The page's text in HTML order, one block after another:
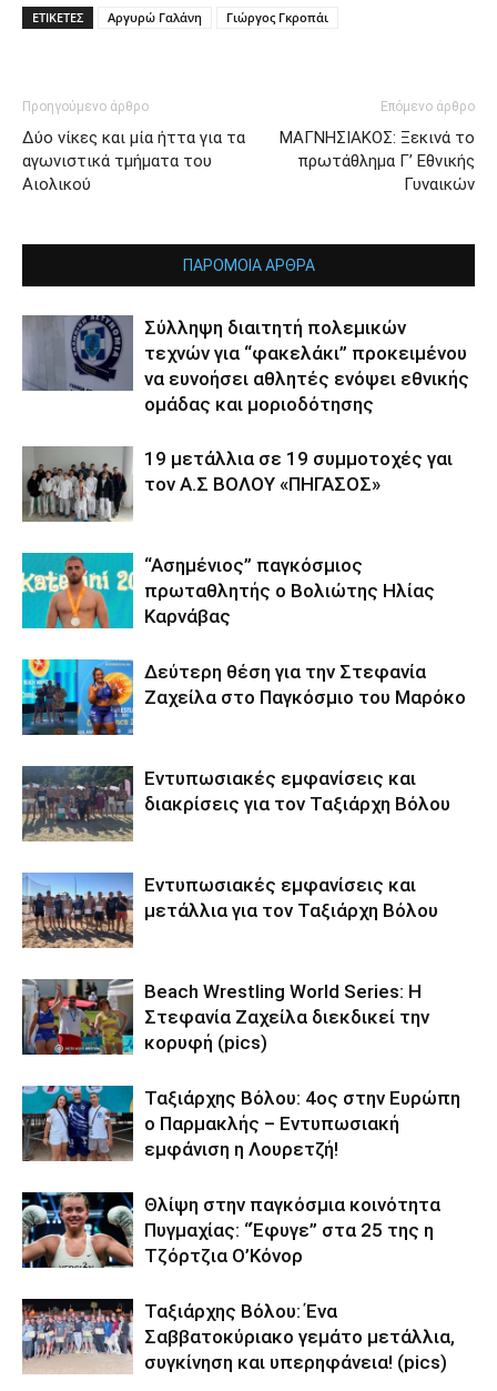
ΕΤΙΚΕΤΕΣ Αργυρώ Γαλάνη Γιώργος Γκροπάι
Προηγούμενο άρθρο
Δύο νίκες και μία ήττα για τα
αγωνιστικά τμήματα του
Αιολικού
Επόμενο άρθρο
ΜΑΓΝΗΣΙΑΚΟΣ: Ξεκινά το
πρωτάθλημα Γ’ Εθνικής
Γυναικών
ΠΑΡΟΜΟΙΑ ΑΡΘΡΑ
Σύλληψη διαιτητή πολεμικών
τεχνών για “φακελάκι” προκειμένου
να ευνοήσει αθλητές ενόψει εθνικής
ομάδας και μοριοδότησης
19 μετάλλια σε 19 συμμοτοχές γαι
τον Α.Σ ΒΟΛΟΥ «ΠΗΓΑΣΟΣ»
“Ασημένιος” παγκόσμιος
πρωταθλητής ο Βολιώτης Ηλίας
Καρνάβας
Δεύτερη θέση για την Στεφανία
Ζαχείλα στο Παγκόσμιο του Μαρόκο
Εντυπωσιακές εμφανίσεις και
διακρίσεις για τον Ταξιάρχη Βόλου
Εντυπωσιακές εμφανίσεις και
μετάλλια για τον Ταξιάρχη Βόλου
Beach Wrestling World Series: Η
Στεφανία Ζαχείλα διεκδικεί την
κορυφή (pics)
Ταξιάρχης Βόλου: 4ος στην Ευρώπη
ο Παρμακλής – Εντυπωσιακή
εμφάνιση η Λουρετζή!
Θλίψη στην παγκόσμια κοινότητα
Πυγμαχίας: “Έφυγε” στα 25 της η
Τζόρτζια Ο’Κόνορ
Ταξιάρχης Βόλου: Ένα
Σαββατοκύριακο γεμάτο μετάλλια,
συγκίνηση και υπερηφάνεια! (pics)